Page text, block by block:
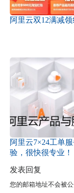
阿里云双12满减
阿里云7×24工单
验，很快很专业！
发表回复
您的邮箱地址不会被公